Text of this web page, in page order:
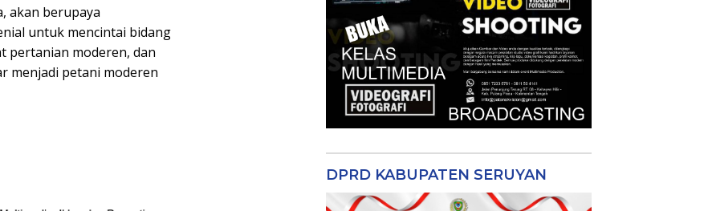
akan berupaya
untuk mencintai bidang
pertanian moderen, dan
menjadi petani moderen
DPRD KABUPATEN SERUYAN